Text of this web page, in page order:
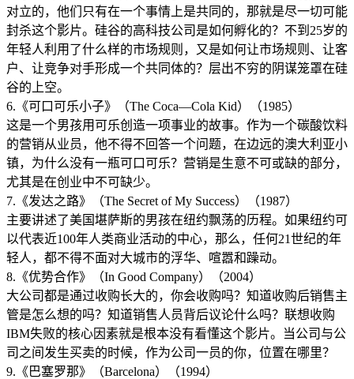
对立的，他们只有在一个事情上是共同的，那就是尽一切可能
封杀这个影片。硅谷的高科技公司是如何孵化的？不到25岁的
年轻人利用了什么样的市场规则，又是如何让市场规则、让客
户、让竞争对手形成一个共同体的？层出不穷的阴谋笼罩在硅
谷的上空。
6.《可口可乐小子》（The Coca—Cola Kid）（1985）
这是一个男孩用可乐创造一项事业的故事。作为一个碳酸饮料
的营销从业员，他不得不回答一个问题，在边远的澳大利亚小
镇，为什么没有一瓶可口可乐？营销是生意不可或缺的部分，
尤其是在创业中不可缺少。
7.《发达之路》（The Secret of My Success）（1987）
主要讲述了美国堪萨斯的男孩在纽约飘荡的历程。如果纽约可
以代表近100年人类商业活动的中心，那么，任何21世纪的年
轻人，都不得不面对大城市的浮华、喧嚣和躁动。
8.《优势合作》（In Good Company）（2004）
大公司都是通过收购长大的，你会收购吗？知道收购后销售主
管是怎么想的吗？知道销售人员背后议论什么吗？联想收购
IBM失败的核心因素就是根本没有看懂这个影片。当公司与公
司之间发生买卖的时候，作为公司一员的你，位置在哪里？
9.《巴塞罗那》（Barcelona）（1994）